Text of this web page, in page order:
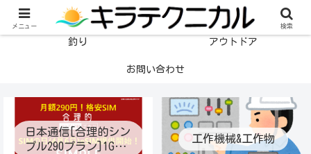
格安SIM 工作機械&工作物
釣り アウトドア
お問い合わせ
日本通信[合理的シン
プル290プラン]1GB月
工作機械&工作物
メニュー 検索